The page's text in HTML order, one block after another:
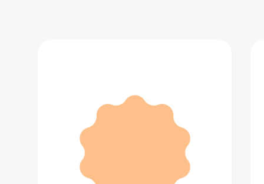
Бутылка для воды Ultrasoft flask